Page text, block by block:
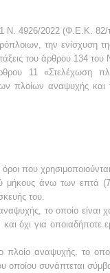
N. 4926/2022 (Φ.Ε.Κ.
την ενίσχυση
του άρθρου 134
11 «Στελέχωση
πλοίων αναψυχής
που
μήκους άνω των επτά
του.
το οποίο
και όχι για
πλοίο αναψυχής, το
οποίου συνάπτεται